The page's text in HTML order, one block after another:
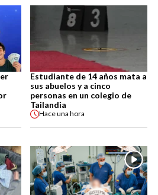
Estudiante de 14 años mata a
sus abuelos y a cinco
personas en un colegio de
Tailandia
Haceuna hora